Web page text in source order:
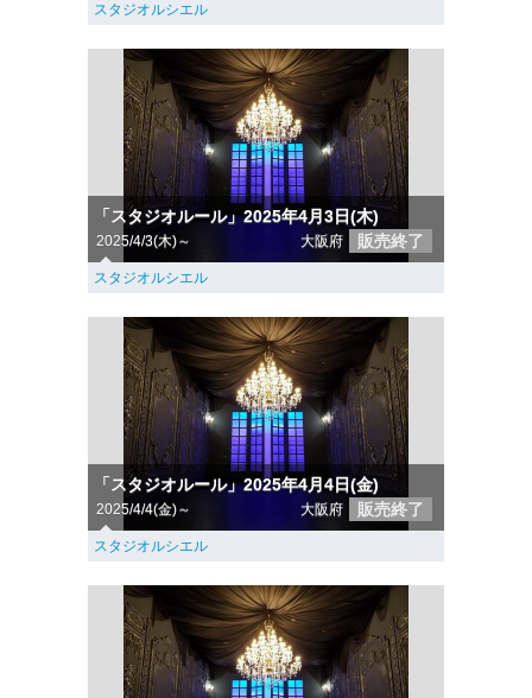
スタジオルシエル
「スタジオルール」2025年4月3日(木)
2025/4/3(木)～ 大阪府 販売終了
スタジオルシエル
「スタジオルール」2025年4月4日(金)
2025/4/4(金)～ 大阪府 販売終了
スタジオルシエル